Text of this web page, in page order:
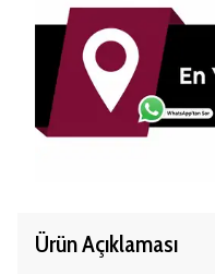
Ürün Açıklaması